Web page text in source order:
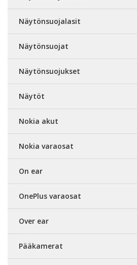
Näytönsuojalasit
Näytönsuojat
Näytönsuojukset
Näytöt
Nokia akut
Nokia varaosat
On ear
OnePlus varaosat
Over ear
Pääkamerat